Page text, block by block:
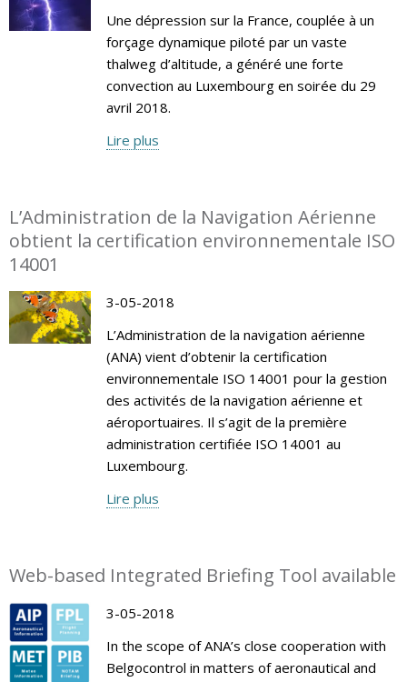
Une dépression sur la France, couplée à un
forçage dynamique piloté par un vaste
thalweg d’altitude, a généré une forte
convection au Luxembourg en soirée du 29
avril 2018.
Lire plus
L’Administration de la Navigation Aérienne
obtient la certification environnementale ISO
14001
3-05-2018
L’Administration de la navigation aérienne
(ANA) vient d’obtenir la certification
environnementale ISO 14001 pour la gestion
des activités de la navigation aérienne et
aéroportuaires. Il s’agit de la première
administration certifiée ISO 14001 au
Luxembourg.
Lire plus
Web-based Integrated Briefing Tool available
3-05-2018
In the scope of ANA’s close cooperation with
Belgocontrol in matters of aeronautical and